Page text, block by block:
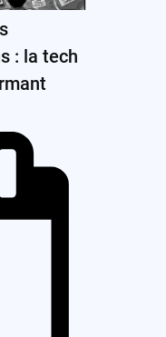
: la tech